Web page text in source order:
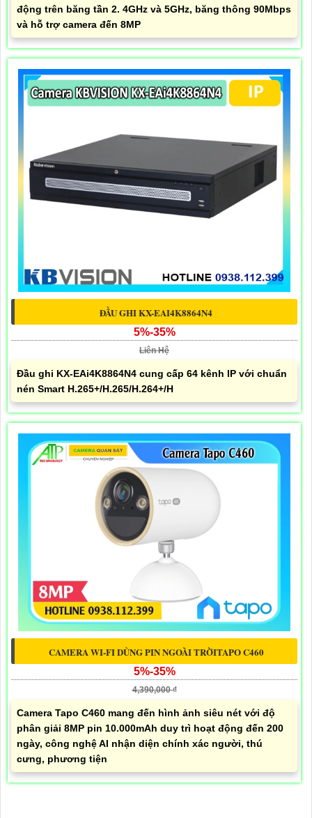
động trên băng tần 2. 4GHz và 5GHz, băng thông 90Mbps
và hỗ trợ camera đến 8MP
ĐẦU GHI KX-EAI4K8864N4
5%-35%
Liên Hệ
Đầu ghi KX-EAi4K8864N4 cung cấp 64 kênh IP với chuẩn
nén Smart H.265+/H.265/H.264+/H
CAMERA WI-FI DÙNG PIN NGOÀI TRỜITAPO C460
5%-35%
4,390,000 ₫
Camera Tapo C460 mang đến hình ảnh siêu nét với độ
phân giải 8MP pin 10.000mAh duy trì hoạt động đến 200
ngày, công nghệ AI nhận diện chính xác người, thú
cưng, phương tiện